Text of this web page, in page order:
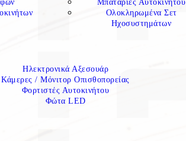
Μπαταρίες Αυτοκινήτου
Ολοκληρωμένα Σετ
Ηχοσυστημάτων
Ηλεκτρονικά Αξεσουάρ
Κάμερες / Μόνιτορ Οπισθοπορείας
Φορτιστές Αυτοκινήτου
Φώτα LED